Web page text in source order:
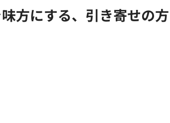
方にする、引き寄せの方